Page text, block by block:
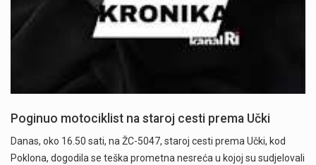
Poginuo motociklist na staroj cesti prema Učki
Danas, oko 16.50 sati, na ŽC-5047, staroj cesti prema Učki, kod
Poklona, dogodila se teška prometna nesreća u kojoj su sudjelovali